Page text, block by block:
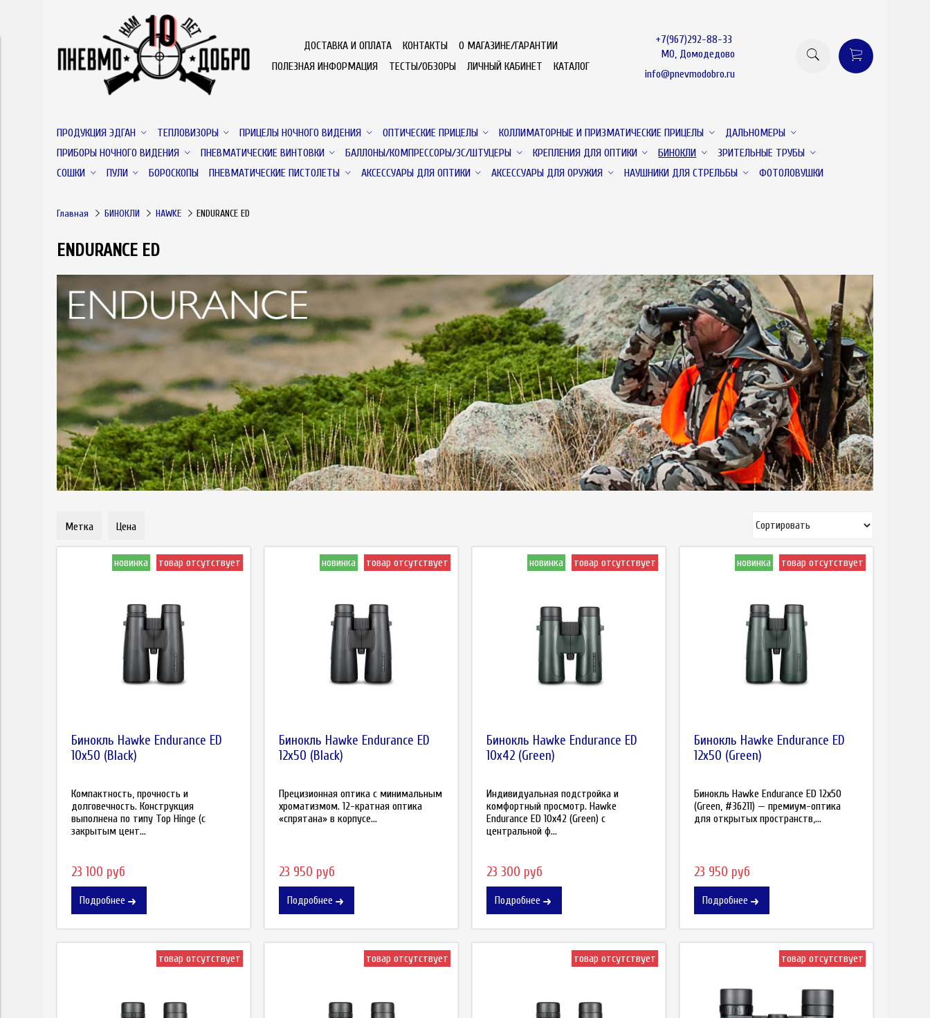
ДОСТАВКА И ОПЛАТА КОНТАКТЫ
О МАГАЗИНЕ/ГАРАНТИИ
ПОЛЕЗНАЯ ИНФОРМАЦИЯ
ТЕСТЫ/ОБЗОРЫ ЛИЧНЫЙ КАБИНЕТ КАТАЛОГ
+7(967)292-88-33
МО, Домодедово
info@pnevmodobro.ru
ПРОДУКЦИЯ ЭДГАН ТЕПЛОВИЗОРЫ ПРИЦЕЛЫ НОЧНОГО ВИДЕНИЯ ОПТИЧЕСКИЕ ПРИЦЕЛЫ КОЛЛИМАТОРНЫЕ И ПРИЗМАТИЧЕСКИЕ ПРИЦЕЛЫ
ДАЛЬНОМЕРЫ
ПРИБОРЫ НОЧНОГО ВИДЕНИЯ
ПНЕВМАТИЧЕСКИЕ ВИНТОВКИ БАЛЛОНЫ/КОМПРЕССОРЫ/ЗС/ШТУЦЕРЫ КРЕПЛЕНИЯ ДЛЯ ОПТИКИ БИНОКЛИ
ЗРИТЕЛЬНЫЕ ТРУБЫ
СОШКИ
ПУЛИ БОРОСКОПЫ ПНЕВМАТИЧЕСКИЕ ПИСТОЛЕТЫ АКСЕССУАРЫ ДЛЯ ОПТИКИ АКСЕССУАРЫ ДЛЯ ОРУЖИЯ НАУШНИКИ ДЛЯ СТРЕЛЬБЫ ФОТОЛОВУШКИ
Главная БИНОКЛИ HAWKE ENDURANCE ED
ENDURANCE ED
Метка Цена
новинка товар отсутствует
Бинокль Hawke Endurance ED
10x50 (Black)
Компактность, прочность и
долговечность. Конструкция
выполнена по типу Top Hinge (с
закрытым цент...
23 100 руб
Подробнее
новинка товар отсутствует
Бинокль Hawke Endurance ED
12x50 (Black)
Прецизионная оптика с минимальным
хроматизмом. 12-кратная оптика
«спрятана» в корпусе...
23 950 руб
Подробнее
новинка товар отсутствует
Бинокль Hawke Endurance ED
10x42 (Green)
Индивидуальная подстройка и
комфортный просмотр. Hawke
Endurance ED 10x42 (Green) с
центральной ф...
23 300 руб
Подробнее
новинка товар отсутствует
Бинокль Hawke Endurance ED
12x50 (Green)
Бинокль Hawke Endurance ED 12x50
(Green, #36211) — премиум-оптика
для открытых пространств,...
23 950 руб
Подробнее
товар отсутствует товар отсутствует товар отсутствует товар отсутствует